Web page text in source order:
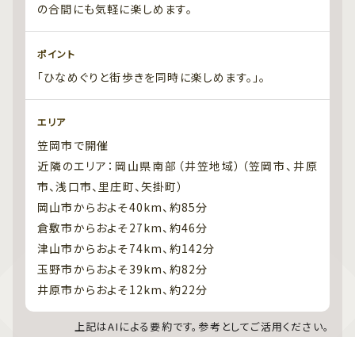
の合間にも気軽に楽しめます。
ポイント
「ひなめぐりと街歩きを同時に楽しめます。」。
エリア
笠岡市で開催
近隣のエリア：岡山県南部（井笠地域）（笠岡市、井原
市、浅口市、里庄町、矢掛町）
岡山市からおよそ40km、約85分
倉敷市からおよそ27km、約46分
津山市からおよそ74km、約142分
玉野市からおよそ39km、約82分
井原市からおよそ12km、約22分
上記はAIによる要約です。参考としてご活用ください。